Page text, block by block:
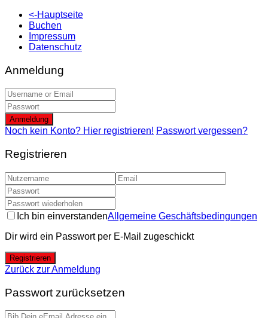
<-Hauptseite
Buchen
Impressum
Datenschutz
Anmeldung
Anmeldung
Noch kein Konto? Hier registrieren! Passwort vergessen?
Registrieren
Ich bin einverstandenAllgemeine Geschäftsbedingungen
Dir wird ein Passwort per E-Mail zugeschickt
Registrieren
Zurück zur Anmeldung
Passwort zurücksetzen